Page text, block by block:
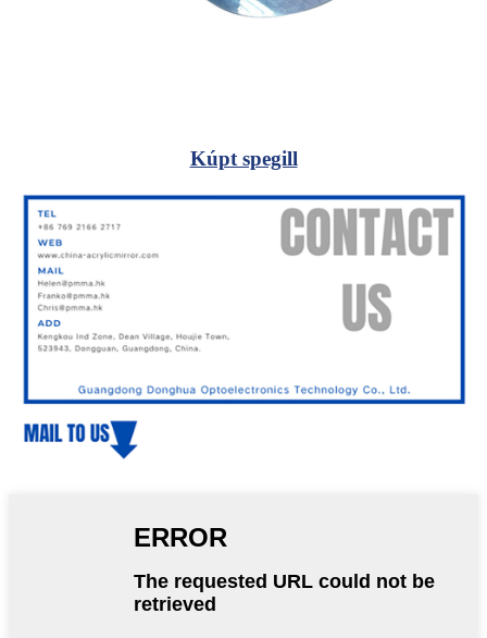
Kúpt spegill